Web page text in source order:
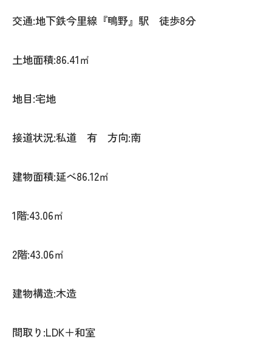
交通:地下鉄今里線『鴫野』駅 徒歩8分
土地面積:86.41㎡
地目:宅地
接道状況:私道 有 方向:南
建物面積:延べ86.12㎡
1階:43.06㎡
2階:43.06㎡
建物構造:木造
間取り:LDK＋和室